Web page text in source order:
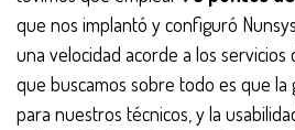
que nos implantó y configuró
una velocidad acorde a los servicios
que buscamos sobre todo es que la
para nuestros técnicos, y la